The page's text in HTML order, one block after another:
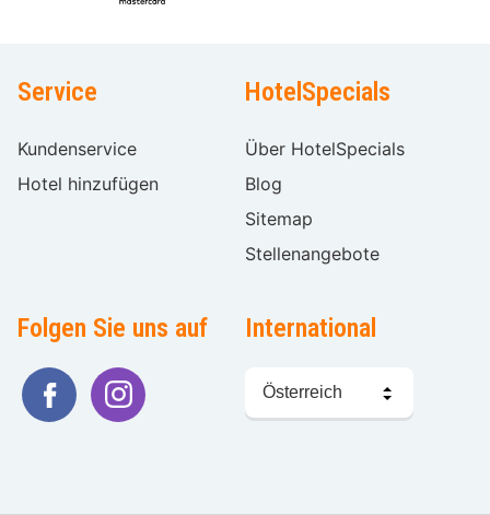
Service
Kundenservice
Hotel hinzufügen
HotelSpecials
Über HotelSpecials
Blog
Sitemap
Stellenangebote
Folgen Sie uns auf International
Sprache
wählen